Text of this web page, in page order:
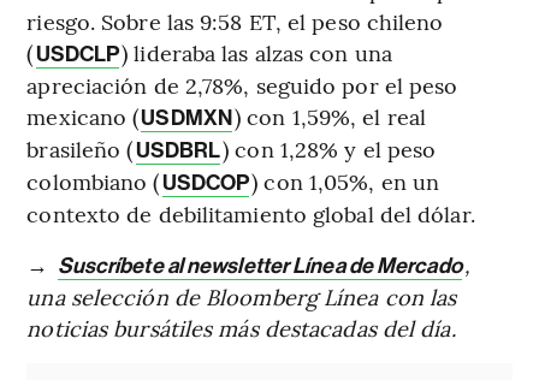
riesgo. Sobre las 9:58 ET, el peso chileno
(USDCLP) lideraba las alzas con una
apreciación de 2,78%, seguido por el peso
mexicano (USDMXN) con 1,59%, el real
brasileño (USDBRL) con 1,28% y el peso
colombiano (USDCOP) con 1,05%, en un
contexto de debilitamiento global del dólar.
→ Suscríbete al newsletter Línea de Mercado,
una selección de Bloomberg Línea con las
noticias bursátiles más destacadas del día.